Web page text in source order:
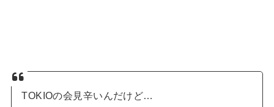
TOKIOの会見辛いんだけど…